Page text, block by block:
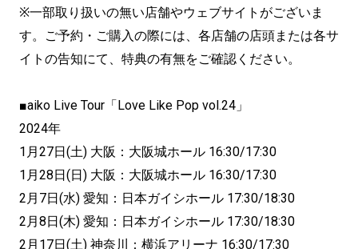
※一部取り扱いの無い店舗やウェブサイトがございま
す。ご予約・ご購入の際には、各店舗の店頭または各サ
イトの告知にて、特典の有無をご確認ください。
■aiko Live Tour「Love Like Pop vol.24」
2024年
1月27日(土) 大阪：大阪城ホール 16:30/17:30
1月28日(日) 大阪：大阪城ホール 16:30/17:30
2月7日(水) 愛知：日本ガイシホール 17:30/18:30
2月8日(木) 愛知：日本ガイシホール 17:30/18:30
2月17日(土) 神奈川：横浜アリーナ 16:30/17:30